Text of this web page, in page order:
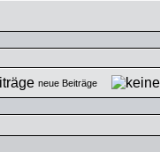
neue Beiträge